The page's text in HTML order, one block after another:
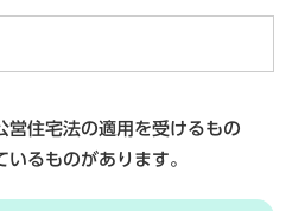
住宅法の適用を受けるもの
るものがあります。